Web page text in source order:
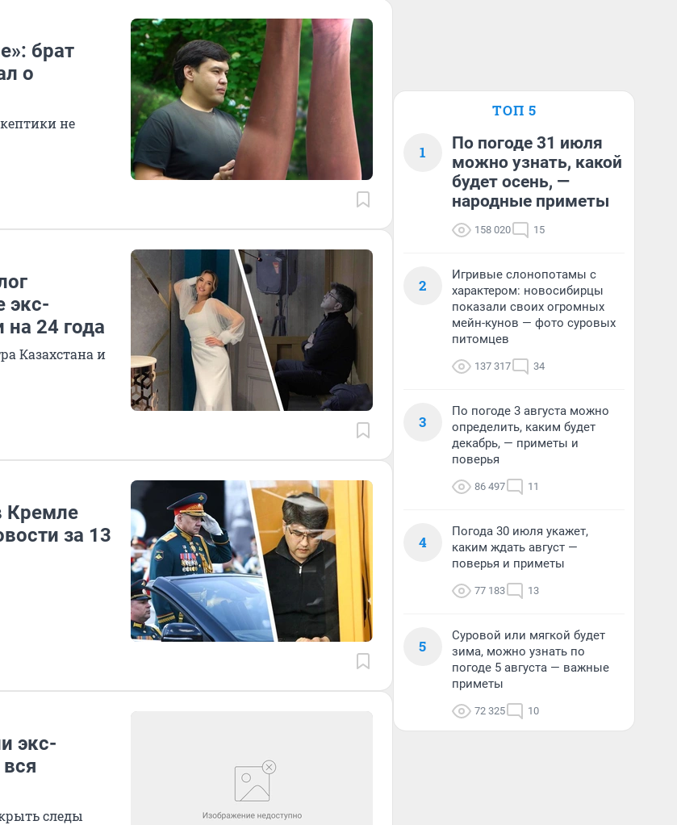
брат
о
не
экс-
24 года
Казахстана и
Кремле
за 13
экс-
следы
ТОП 5
1
По погоде 31 июля
можно узнать, какой
будет осень, —
народные приметы
158 020 15
2
Игривые слонопотамы с
характером: новосибирцы
показали своих огромных
мейн-кунов — фото суровых
питомцев
137 317 34
3
По погоде 3 августа можно
определить, каким будет
декабрь, — приметы и
поверья
86 497 11
4
Погода 30 июля укажет,
каким ждать август —
поверья и приметы
77 183 13
5
Суровой или мягкой будет
зима, можно узнать по
погоде 5 августа — важные
приметы
72 325 10